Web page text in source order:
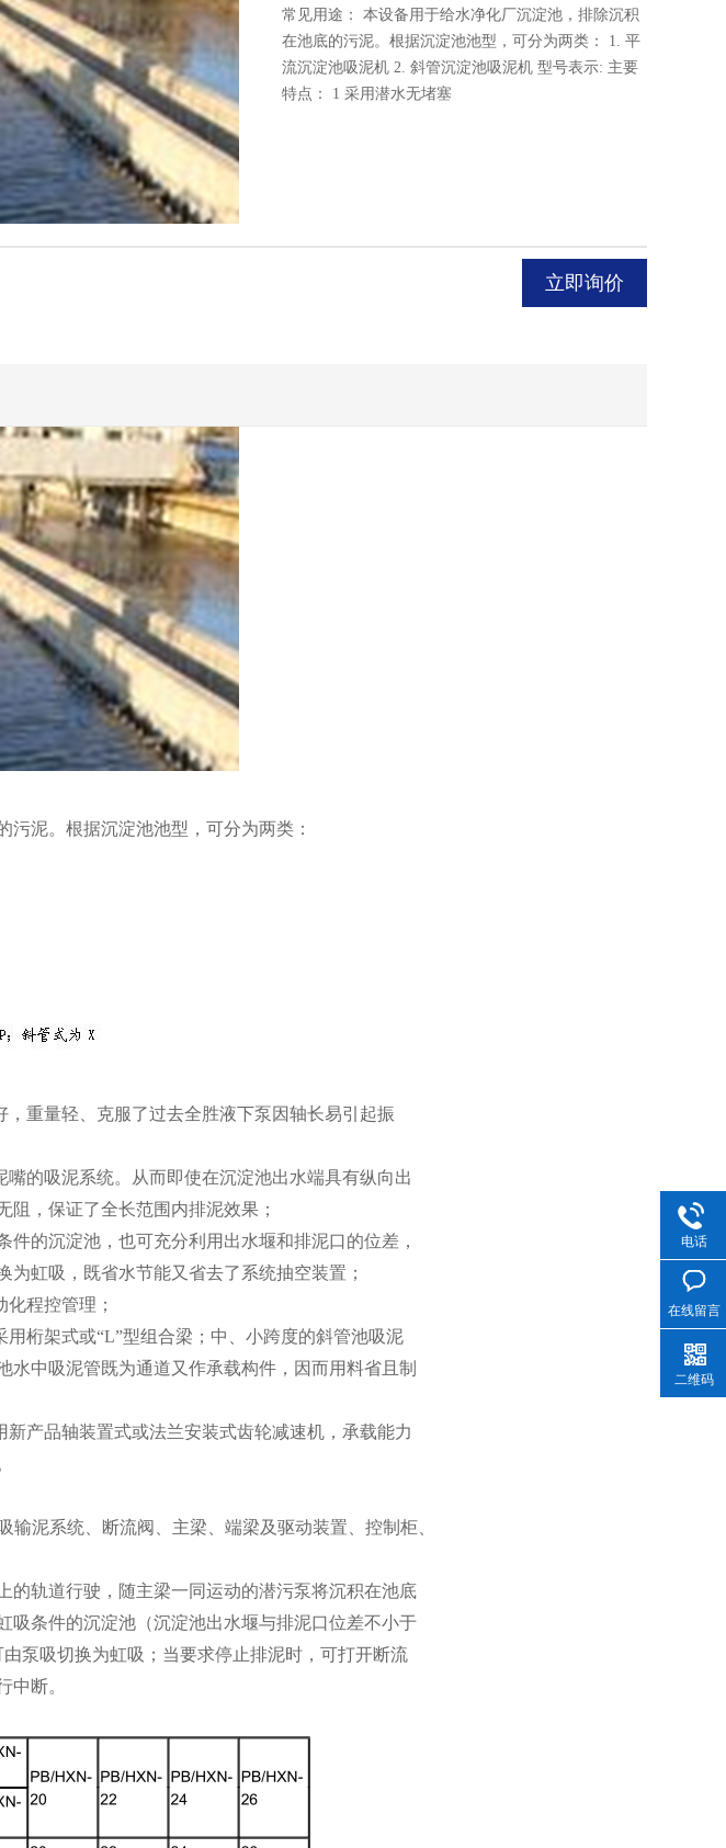
常见用途： 本设备用于给水净化厂沉淀池，排除沉积
在池底的污泥。根据沉淀池池型，可分为两类： 1. 平
流沉淀池吸泥机 2. 斜管沉淀池吸泥机 型号表示: 主要
特点： 1 采用潜水无堵塞
立即询价
泥。根据沉淀池池型，可分为两类：
重量轻、克服了过去全胜液下泵因轴长易引起振
的吸泥系统。从而即使在沉淀池出水端具有纵向出
，保证了全长范围内排泥效果；
的沉淀池，也可充分利用出水堰和排泥口的位差，
虹吸，既省水节能又省去了系统抽空装置；
程控管理；
桁架式或“L”型组合梁；中、小跨度的斜管池吸泥
中吸泥管既为通道又作承载构件，因而用料省且制
产品轴装置式或法兰安装式齿轮减速机，承载能力
泥系统、断流阀、主梁、端梁及驱动装置、控制柜、
的轨道行驶，随主梁一同运动的潜污泵将沉积在池底
吸条件的沉淀池（沉淀池出水堰与排泥口位差不小于
泵吸切换为虹吸；当要求停止排泥时，可打开断流
中断。
电话
在线留言
二维码